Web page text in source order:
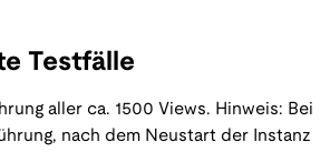
Testfälle
aller ca. 1500 Views. Hinweis: Bei
nach dem Neustart der Instanz